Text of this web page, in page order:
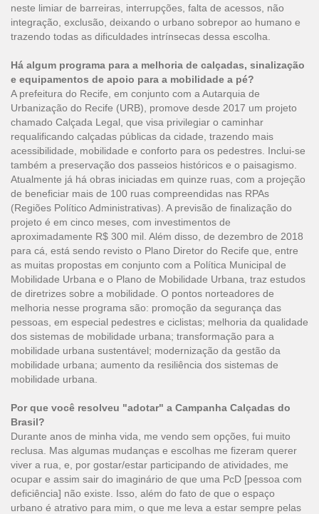
neste limiar de barreiras, interrupções, falta de acessos, não
integração, exclusão, deixando o urbano sobrepor ao humano e
trazendo todas as dificuldades intrínsecas dessa escolha.
Há algum programa para a melhoria de calçadas, sinalização
e equipamentos de apoio para a mobilidade a pé?
A prefeitura do Recife, em conjunto com a Autarquia de
Urbanização do Recife (URB), promove desde 2017 um projeto
chamado Calçada Legal, que visa privilegiar o caminhar
requalificando calçadas públicas da cidade, trazendo mais
acessibilidade, mobilidade e conforto para os pedestres. Inclui-se
também a preservação dos passeios históricos e o paisagismo.
Atualmente já há obras iniciadas em quinze ruas, com a projeção
de beneficiar mais de 100 ruas compreendidas nas RPAs
(Regiões Político Administrativas). A previsão de finalização do
projeto é em cinco meses, com investimentos de
aproximadamente R$ 300 mil. Além disso, de dezembro de 2018
para cá, está sendo revisto o Plano Diretor do Recife que, entre
as muitas propostas em conjunto com a Política Municipal de
Mobilidade Urbana e o Plano de Mobilidade Urbana, traz estudos
de diretrizes sobre a mobilidade. O pontos norteadores de
melhoria nesse programa são: promoção da segurança das
pessoas, em especial pedestres e ciclistas; melhoria da qualidade
dos sistemas de mobilidade urbana; transformação para a
mobilidade urbana sustentável; modernização da gestão da
mobilidade urbana; aumento da resiliência dos sistemas de
mobilidade urbana.
Por que você resolveu "adotar" a Campanha Calçadas do
Brasil?
Durante anos de minha vida, me vendo sem opções, fui muito
reclusa. Mas algumas mudanças e escolhas me fizeram querer
viver a rua, e, por gostar/estar participando de atividades, me
ocupar e assim sair do imaginário de que uma PcD [pessoa com
deficiência] não existe. Isso, além do fato de que o espaço
urbano é atrativo para mim, o que me leva a estar sempre pelas